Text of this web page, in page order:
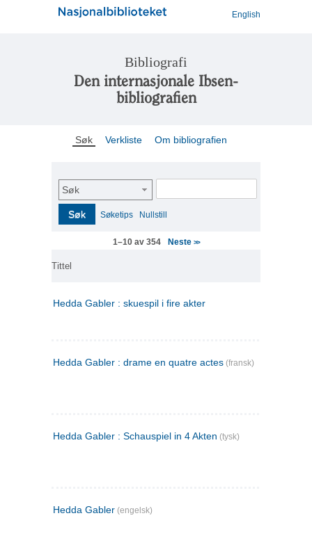
English
Bibliografi
Den internasjonale Ibsen-
bibliografien
Søk Verkliste Om bibliografien
Søk
Søk Søketips Nullstill
1–10 av 354 Neste >>
Tittel
Hedda Gabler : skuespil i fire akter
Hedda Gabler : drame en quatre actes (fransk)
Hedda Gabler : Schauspiel in 4 Akten (tysk)
Hedda Gabler (engelsk)